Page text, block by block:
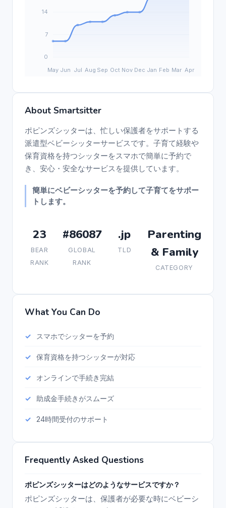
About Smartsitter
ポピンズシッターは、忙しい保護者をサポートする
派遣型ベビーシッターサービスです。子育て経験や
保育資格を持つシッターをスマホで簡単に予約で
き、安心・安全なサービスを提供しています。
簡単にベビーシッターを予約して子育てをサポー
トします。
23
BEAR
RANK
#86087
GLOBAL
RANK
.jp
TLD
Parenting
& Family
CATEGORY
What You Can Do
スマホでシッターを予約
保育資格を持つシッターが対応
オンラインで手続き完結
助成金手続きがスムーズ
24時間受付のサポート
Frequently Asked Questions
ポピンズシッターはどのようなサービスですか？
ポピンズシッターは、保護者が必要な時にベビーシ